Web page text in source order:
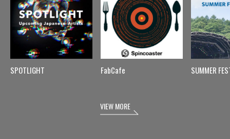
SPOTLIGHT FabCafe SUMMER
VIEW MORE